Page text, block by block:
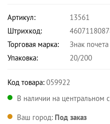
Артикул:
13561
Штрихкод:
Торговая марка:
Знак почета
Упаковка:
20/200
Код товара: 059922
В наличии на центральном
Ваш город: Под заказ